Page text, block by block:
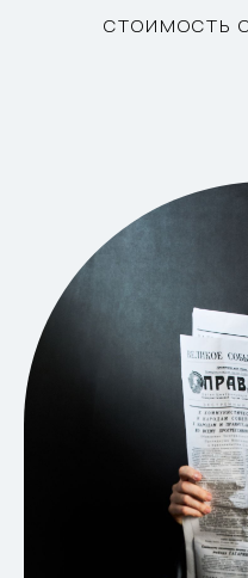
СТОИМОСТЬ